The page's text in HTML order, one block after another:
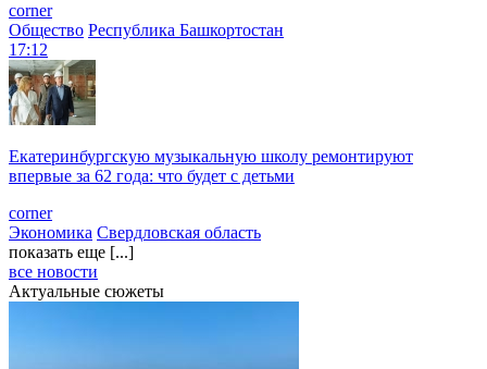
corner
Общество Республика Башкортостан
17:12
Екатеринбургскую музыкальную школу ремонтируют
впервые за 62 года: что будет с детьми
corner
Экономика Свердловская область
показать еще [...]
все новости
Актуальные сюжеты